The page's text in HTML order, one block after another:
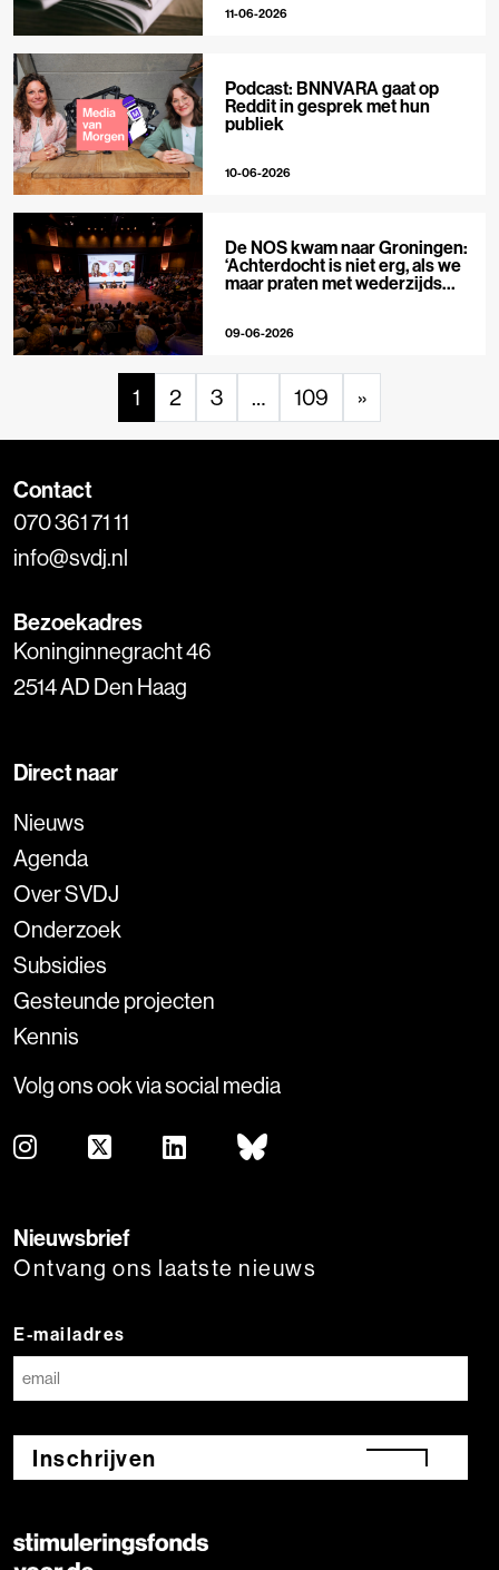
11-06-2026
Podcast: BNNVARA gaat op
Reddit in gesprek met hun
publiek
10-06-2026
De NOS kwam naar Groningen:
‘Achterdocht is niet erg, als we
maar praten met wederzijds
09-06-2026
1 2 3 … 109 »
Contact
070 361 71 11
info@svdj.nl
Bezoekadres
Koninginnegracht 46
2514 AD Den Haag
Direct naar
Nieuws
Agenda
Over SVDJ
Onderzoek
Subsidies
Gesteunde projecten
Kennis
Volg ons ook via social media
Nieuwsbrief
Ontvang ons laatste nieuws
E-mailadres
Inschrijven